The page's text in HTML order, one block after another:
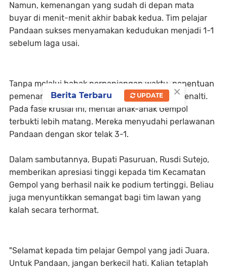
Namun, kemenangan yang sudah di depan mata
buyar di menit-menit akhir babak kedua. Tim pelajar
Pandaan sukses menyamakan kedudukan menjadi 1-1
sebelum laga usai.
Tanpa melalui babak perpanjangan waktu, penentuan
pemenang langsung dialihkan ke babak adu penalti.
Pada fase krusial ini, mental anak-anak Gempol
terbukti lebih matang. Mereka menyudahi perlawanan
Pandaan dengan skor telak 3-1.
Dalam sambutannya, Bupati Pasuruan, Rusdi Sutejo,
memberikan apresiasi tinggi kepada tim Kecamatan
Gempol yang berhasil naik ke podium tertinggi. Beliau
juga menyuntikkan semangat bagi tim lawan yang
kalah secara terhormat.
"Selamat kepada tim pelajar Gempol yang jadi Juara.
Untuk Pandaan, jangan berkecil hati. Kalian tetaplah
×
Berita Terbaru UPDATE